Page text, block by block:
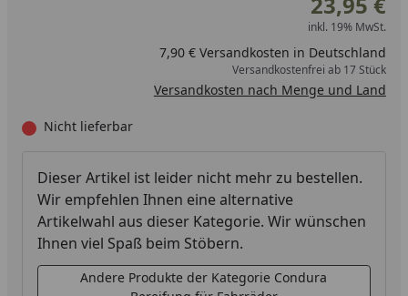
inkl. 19% MwSt.
7,90 € Versandkosten in Deutschland
Versandkostenfrei ab 17 Stück
Versandkosten nach Menge und Land
Nicht lieferbar
Dieser Artikel ist leider nicht mehr zu bestellen.
Wir empfehlen Ihnen eine alternative
Artikelwahl aus dieser Kategorie. Wir wünschen
Ihnen viel Spaß beim Stöbern.
Andere Produkte der Kategorie Condura